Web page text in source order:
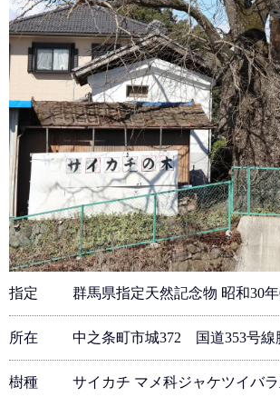
指定 群馬県指定天然記念物 昭和30
所在 中之条町市城372 国道353号線
樹種 サイカチ マメ科ジャケツイバ